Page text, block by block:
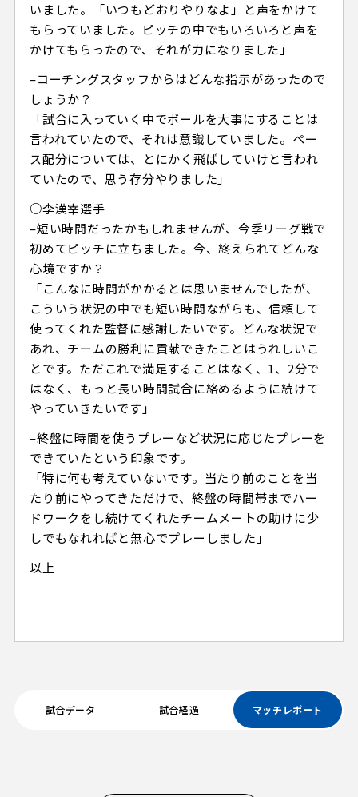
いました。「いつもどおりやりなよ」と声をかけて
もらっていました。ピッチの中でもいろいろと声を
かけてもらったので、それが力になりました」
–コーチングスタッフからはどんな指示があったので
しょうか？
「試合に入っていく中でボールを大事にすることは
言われていたので、それは意識していました。ペー
ス配分については、とにかく飛ばしていけと言われ
ていたので、思う存分やりました」
○李漢宰選手
–短い時間だったかもしれませんが、今季リーグ戦で
初めてピッチに立ちました。今、終えられてどんな
心境ですか？
「こんなに時間がかかるとは思いませんでしたが、
こういう状況の中でも短い時間ながらも、信頼して
使ってくれた監督に感謝したいです。どんな状況で
あれ、チームの勝利に貢献できたことはうれしいこ
とです。ただこれで満足することはなく、1、2分で
はなく、もっと長い時間試合に絡めるように続けて
やっていきたいです」
–終盤に時間を使うプレーなど状況に応じたプレーを
できていたという印象です。
「特に何も考えていないです。当たり前のことを当
たり前にやってきただけで、終盤の時間帯までハー
ドワークをし続けてくれたチームメートの助けに少
しでもなれればと無心でプレーしました」
以上
試合データ 試合経過 マッチレポート